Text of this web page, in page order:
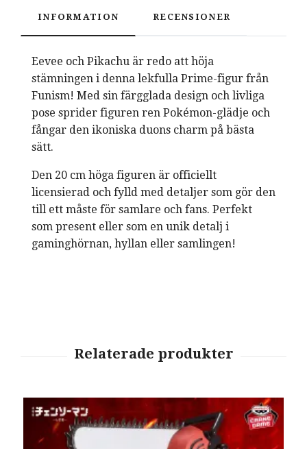
INFORMATION RECENSIONER
Eevee och Pikachu är redo att höja
stämningen i denna lekfulla Prime-figur från
Funism! Med sin färgglada design och livliga
pose sprider figuren ren Pokémon-glädje och
fångar den ikoniska duons charm på bästa
sätt.
Den 20 cm höga figuren är officiellt
licensierad och fylld med detaljer som gör den
till ett måste för samlare och fans. Perfekt
som present eller som en unik detalj i
gaminghörnan, hyllan eller samlingen!